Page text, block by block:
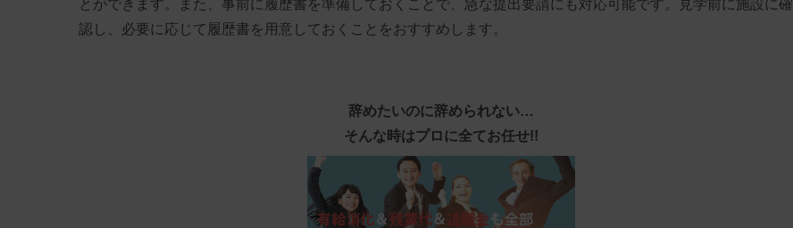
とができます。また、事前に履歴書を準備しておくことで、急な提出要請にも対応可能です。見学前に施設に確
認し、必要に応じて履歴書を用意しておくことをおすすめします。
辞めたいのに辞められない…
そんな時はプロに全てお任せ!!